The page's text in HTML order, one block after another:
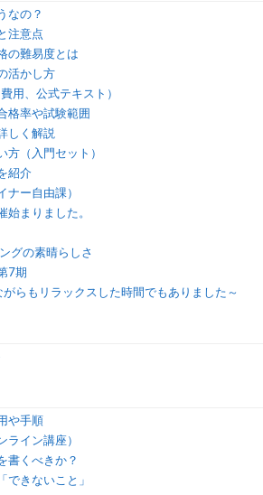
なの？
注意点
の難易度とは
活かし方
用、公式テキスト）
格率や試験範囲
しく解説
（入門セット）
紹介
ー自由課）
まりました。
グの素晴らしさ
7期
らもリラックスした時間でもありました～
や手順
イン講座）
書くべきか？
きないこと」